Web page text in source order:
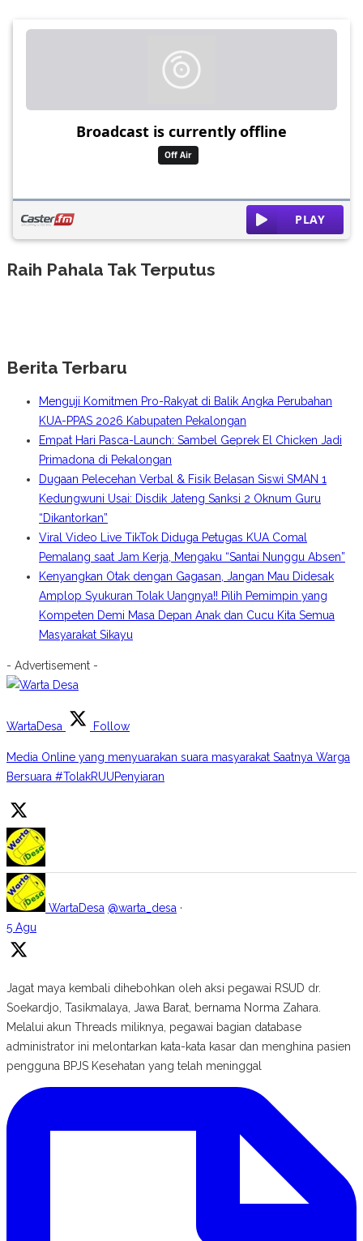
Raih Pahala Tak Terputus
Berita Terbaru
Menguji Komitmen Pro-Rakyat di Balik Angka Perubahan
KUA-PPAS 2026 Kabupaten Pekalongan
Empat Hari Pasca-Launch: Sambel Geprek El Chicken Jadi
Primadona di Pekalongan
Dugaan Pelecehan Verbal & Fisik Belasan Siswi SMAN 1
Kedungwuni Usai: Disdik Jateng Sanksi 2 Oknum Guru
“Dikantorkan”
Viral Video Live TikTok Diduga Petugas KUA Comal
Pemalang saat Jam Kerja, Mengaku “Santai Nunggu Absen”
Kenyangkan Otak dengan Gagasan, Jangan Mau Didesak
Amplop Syukuran Tolak Uangnya!! Pilih Pemimpin yang
Kompeten Demi Masa Depan Anak dan Cucu Kita Semua
Masyarakat Sikayu
- Advertisement -
WartaDesa Follow
Media Online yang menyuarakan suara masyarakat Saatnya Warga
Bersuara #TolakRUUPenyiaran
WartaDesa @warta_desa ·
5 Agu
Jagat maya kembali dihebohkan oleh aksi pegawai RSUD dr.
Soekardjo, Tasikmalaya, Jawa Barat, bernama Norma Zahara.
Melalui akun Threads miliknya, pegawai bagian database
administrator ini melontarkan kata-kata kasar dan menghina pasien
pengguna BPJS Kesehatan yang telah meninggal